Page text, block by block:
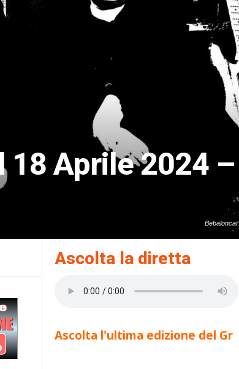
Bebaloncar
18 Aprile 2024 –
Ascolta la diretta
Ascolta l'ultima edizione del Gr